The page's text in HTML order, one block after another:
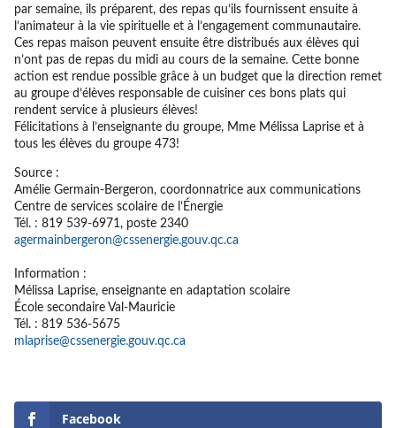
par semaine, ils préparent, des repas qu’ils fournissent ensuite à
l’animateur à la vie spirituelle et à l’engagement communautaire.
Ces repas maison peuvent ensuite être distribués aux élèves qui
n’ont pas de repas du midi au cours de la semaine. Cette bonne
action est rendue possible grâce à un budget que la direction remet
au groupe d’élèves responsable de cuisiner ces bons plats qui
rendent service à plusieurs élèves!
Félicitations à l’enseignante du groupe, Mme Mélissa Laprise et à
tous les élèves du groupe 473!
Source :
Amélie Germain-Bergeron, coordonnatrice aux communications
Centre de services scolaire de l’Énergie
Tél. : 819 539-6971, poste 2340
agermainbergeron@cssenergie.gouv.qc.ca
Information :
Mélissa Laprise, enseignante en adaptation scolaire
École secondaire Val-Mauricie
Tél. : 819 536-5675
mlaprise@cssenergie.gouv.qc.ca
Facebook